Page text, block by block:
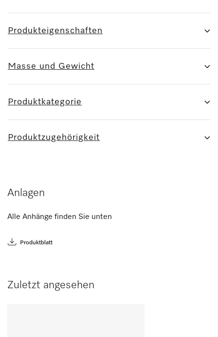
Produkteigenschaften
Masse und Gewicht
Produktkategorie
Produktzugehörigkeit
Anlagen
Alle Anhänge finden Sie unten
Produktblatt
Zuletzt angesehen